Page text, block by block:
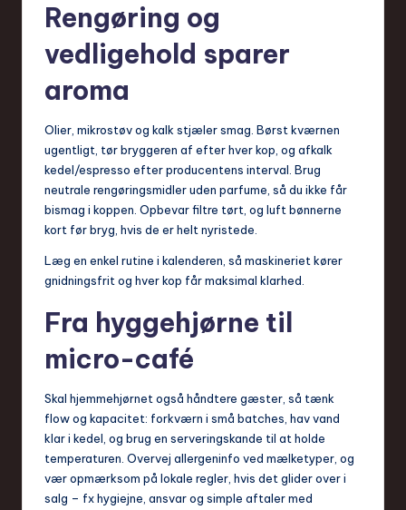
Rengøring og
vedligehold sparer
aroma
Olier, mikrostøv og kalk stjæler smag. Børst kværnen
ugentligt, tør bryggeren af efter hver kop, og afkalk
kedel/espresso efter producentens interval. Brug
neutrale rengøringsmidler uden parfume, så du ikke får
bismag i koppen. Opbevar filtre tørt, og luft bønnerne
kort før bryg, hvis de er helt nyristede.
Læg en enkel rutine i kalenderen, så maskineriet kører
gnidningsfrit og hver kop får maksimal klarhed.
Fra hyggehjørne til
micro-café
Skal hjemmehjørnet også håndtere gæster, så tænk
flow og kapacitet: forkværn i små batches, hav vand
klar i kedel, og brug en serveringskande til at holde
temperaturen. Overvej allergeninfo ved mælketyper, og
vær opmærksom på lokale regler, hvis det glider over i
salg – fx hygiejne, ansvar og simple aftaler med